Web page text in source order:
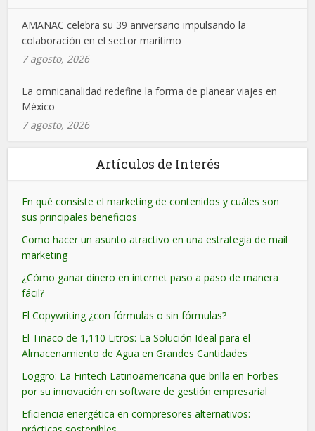
AMANAC celebra su 39 aniversario impulsando la
colaboración en el sector marítimo
7 agosto, 2026
La omnicanalidad redefine la forma de planear viajes en
México
7 agosto, 2026
Artículos de Interés
En qué consiste el marketing de contenidos y cuáles son
sus principales beneficios
Como hacer un asunto atractivo en una estrategia de mail
marketing
¿Cómo ganar dinero en internet paso a paso de manera
fácil?
El Copywriting ¿con fórmulas o sin fórmulas?
El Tinaco de 1,110 Litros: La Solución Ideal para el
Almacenamiento de Agua en Grandes Cantidades
Loggro: La Fintech Latinoamericana que brilla en Forbes
por su innovación en software de gestión empresarial
Eficiencia energética en compresores alternativos: